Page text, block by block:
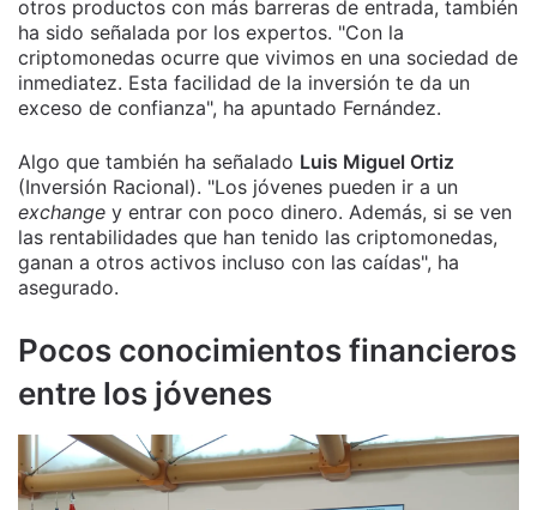
otros productos con más barreras de entrada, también
ha sido señalada por los expertos. "Con la
criptomonedas ocurre que vivimos en una sociedad de
inmediatez. Esta facilidad de la inversión te da un
exceso de confianza", ha apuntado Fernández.
Algo que también ha señalado Luis Miguel Ortiz
(Inversión Racional). "Los jóvenes pueden ir a un
exchange y entrar con poco dinero. Además, si se ven
las rentabilidades que han tenido las criptomonedas,
ganan a otros activos incluso con las caídas", ha
asegurado.
Pocos conocimientos financieros
entre los jóvenes